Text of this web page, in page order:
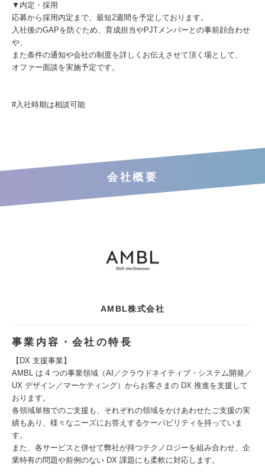
▼内定・採用
応募から採用内定まで、最短2週間を予定しております。
入社後のGAPを防ぐため、育成担当やPJTメンバーとの事前顔合わせ
や、
また条件の通知や会社の制度を詳しくお伝えさせて頂く場として、
オファー面談を実施予定です。
#入社時期は相談可能
会社概要
AMBL株式会社
事業内容・会社の特長
【DX 支援事業】
AMBL は 4 つの事業領域（AI／クラウドネイティブ・システム開発／
UX デザイン／マーケティング）からお客さまの DX 推進を支援して
おります。
各領域単独でのご支援も、それぞれの領域をかけあわせたご支援の実
績もあり、様々なニーズにお答えするケーパビリティを持っていま
す。
また、各サービスと併せて弊社が持つテクノロジーを組み合わせ、企
業特有の問題や前例のない DX 課題にも柔軟に対応します。